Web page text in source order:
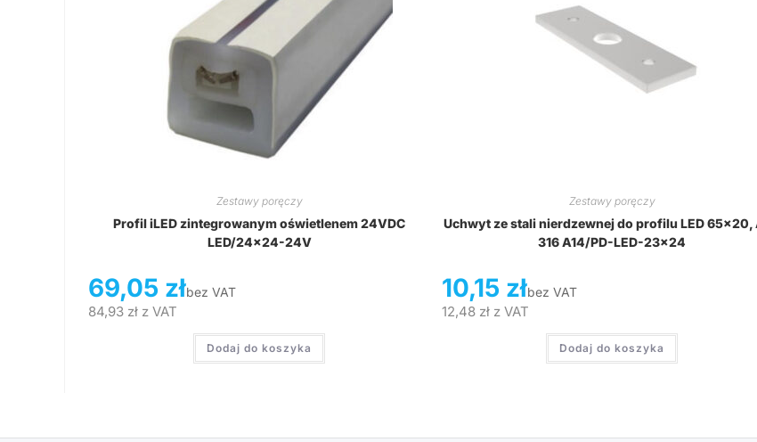
Zestawy poręczy
Profil iLED zintegrowanym oświetlenem 24VDC
LED/24×24-24V
69,05 złbez VAT
84,93 zł z VAT
Dodaj do koszyka
Zestawy poręczy
Uchwyt ze stali nierdzewnej do profilu LED 65×20,
316 A14/PD-LED-23×24
10,15 złbez VAT
12,48 złz VAT
Dodaj do koszyka